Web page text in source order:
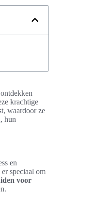
krachtige
waardoor ze
hun
en
speciaal om
voor